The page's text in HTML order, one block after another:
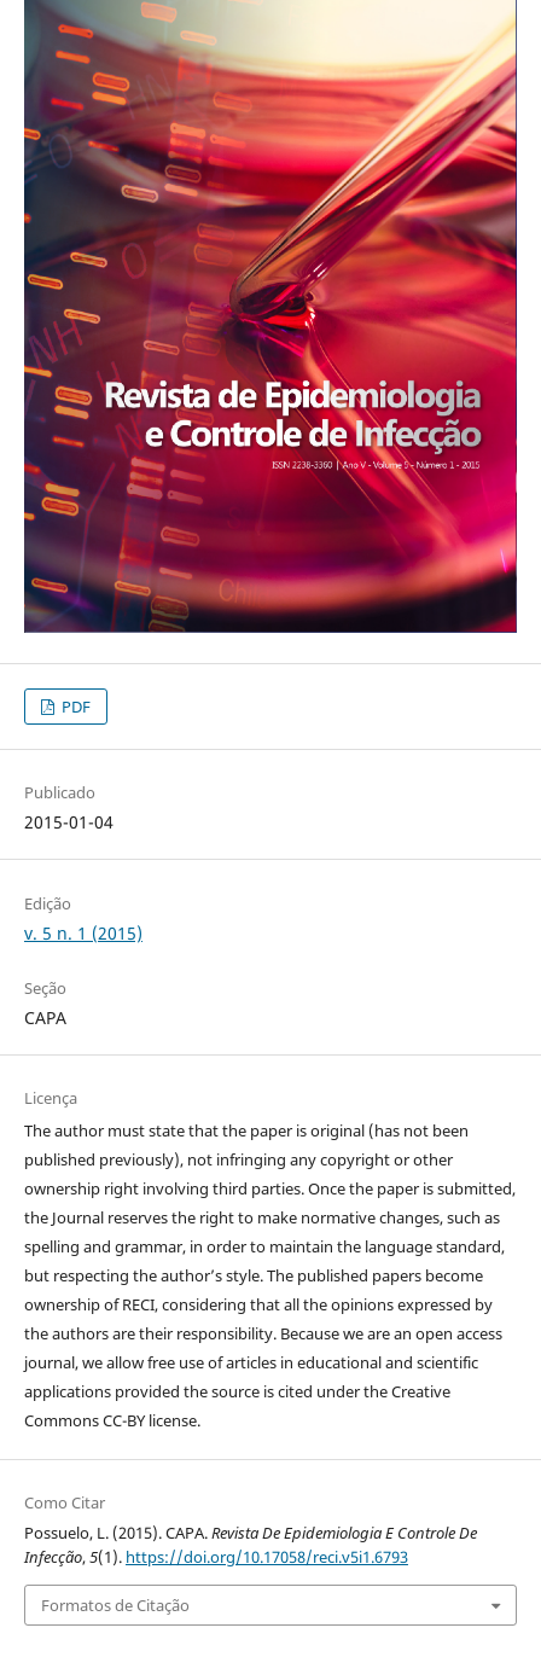
PDF
Publicado
2015-01-04
Edição
v. 5 n. 1 (2015)
Seção
CAPA
Licença
The author must state that the paper is original (has not been
published previously), not infringing any copyright or other
ownership right involving third parties. Once the paper is submitted,
the Journal reserves the right to make normative changes, such as
spelling and grammar, in order to maintain the language standard,
but respecting the author’s style. The published papers become
ownership of RECI, considering that all the opinions expressed by
the authors are their responsibility. Because we are an open access
journal, we allow free use of articles in educational and scientific
applications provided the source is cited under the Creative
Commons CC-BY license.
Como Citar
Possuelo, L. (2015). CAPA.Revista De Epidemiologia E Controle De
Infecção,5(1). https://doi.org/10.17058/reci.v5i1.6793
Formatos de Citação